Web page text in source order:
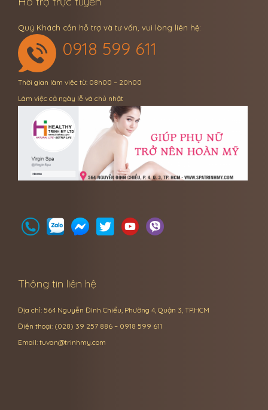
Quý Khách cần hỗ trợ và tư vấn, vui lòng liên hệ:
0918 599 611
Thời gian làm việc từ: 08h00 – 20h00
Làm việc cả ngày lễ và chủ nhật
Thông tin liên hệ
Địa chỉ: 564 Nguyễn Đình Chiểu, Phường 4, Quận 3, TP.HCM
Điện thoại: (028) 39 257 886 – 0918 599 611
Email: tuvan@trinhmy.com